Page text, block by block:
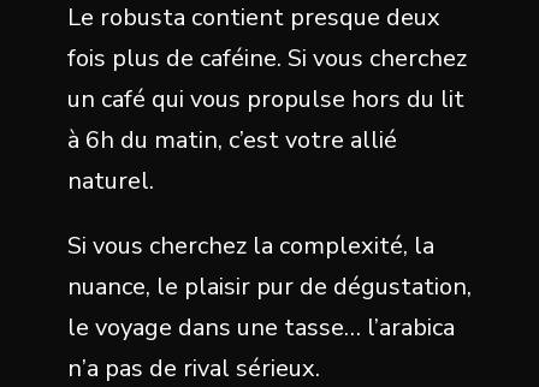
Le robusta contient presque deux
fois plus de caféine. Si vous cherchez
un café qui vous propulse hors du lit
à 6h du matin, c’est votre allié
naturel.
Si vous cherchez la complexité, la
nuance, le plaisir pur de dégustation,
le voyage dans une tasse… l’arabica
n’a pas de rival sérieux.